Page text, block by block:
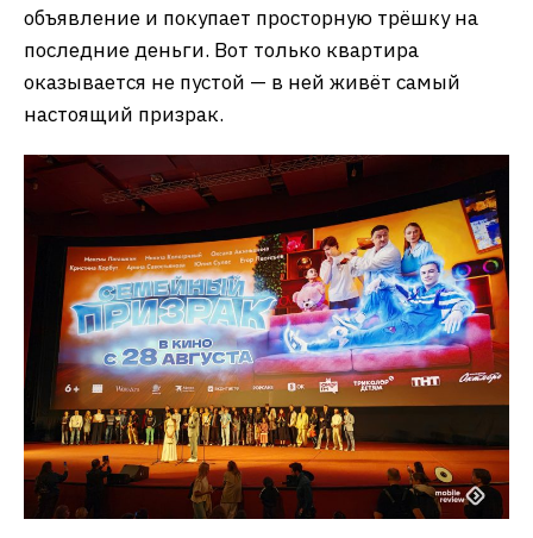
объявление и покупает просторную трёшку на
последние деньги. Вот только квартира
оказывается не пустой — в ней живёт самый
настоящий призрак.